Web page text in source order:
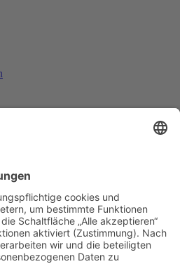
geschützt! Zur Anzeige
sein.